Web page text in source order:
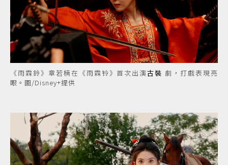
《雨霖鈴》章若楠在《雨霖铃》首次出演古裝 劇，打戲表現亮
眼。圖/Disney+提供